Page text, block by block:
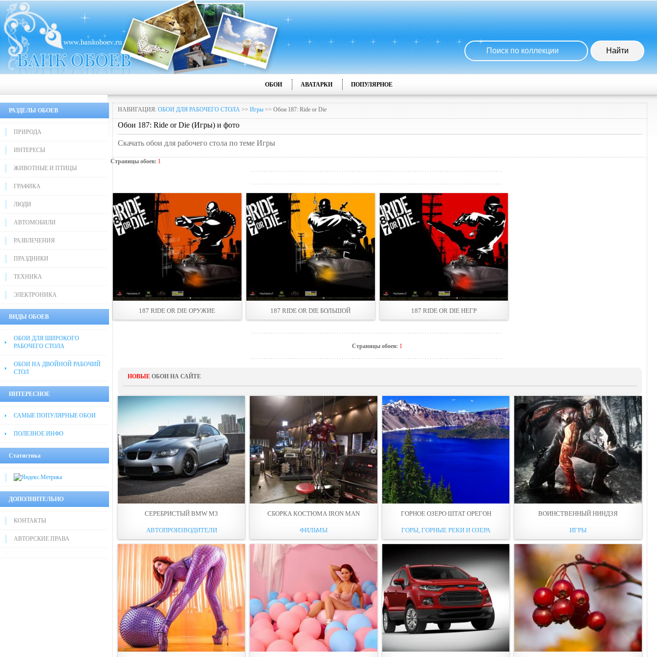
ОБОИ АВАТАРКИ ПОПУЛЯРНОЕ
РАЗДЕЛЫ ОБОЕВ
ПРИРОДА
ИНТЕРЕСЫ
ЖИВОТНЫЕ И ПТИЦЫ
ГРАФИКА
ЛЮДИ
АВТОМОБИЛИ
РАЗВЛЕЧЕНИЯ
ПРАЗДНИКИ
ТЕХНИКА
ЭЛЕКТРОНИКА
ВИДЫ ОБОЕВ
ОБОИ ДЛЯ ШИРОКОГО
РАБОЧЕГО СТОЛА
ОБОИ НА ДВОЙНОЙ РАБОЧИЙ
СТОЛ
ИНТЕРЕСНОЕ
САМЫЕ ПОПУЛЯРНЫЕ ОБОИ
ПОЛЕЗНОЕ ИНФО
Статистика
ДОПОЛНИТЕЛЬНО
КОНТАКТЫ
АВТОРСКИЕ ПРАВА
НАВИГАЦИЯ: ОБОИ ДЛЯ РАБОЧЕГО СТОЛА >> Игры >> Обои 187: Ride or Die
Обои 187: Ride or Die (Игры) и фото
Скачать обои для рабочего стола по теме Игры
Страницы обоев: 1
187 RIDE OR DIE ОРУЖИЕ 187 RIDE OR DIE БОЛЬШОЙ 187 RIDE OR DIE НЕГР
Страницы обоев: 1
НОВЫЕ ОБОИ НА САЙТЕ
СЕРЕБРИСТЫЙ BMW M3
АВТОПРОИЗВОДИТЕЛИ
СБОРКА КОСТЮМА IRON MAN
ФИЛЬМЫ
ГОРНОЕ ОЗЕРО ШТАТ ОРЕГОН
ГОРЫ, ГОРНЫЕ РЕКИ И ОЗЕРА
ВОИНСТВЕННЫЙ НИНДЗЯ
ИГРЫ